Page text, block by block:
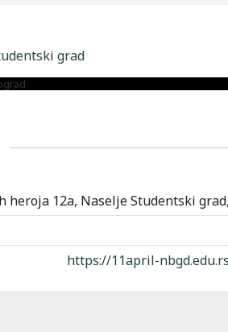
grad
heroja 12a, Naselje Studentski
https://11april-